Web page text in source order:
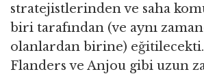
stratejistlerinden ve saha
biri tarafından (ve aynı
olanlardan birine)
Flanders ve Anjou gibi uzun